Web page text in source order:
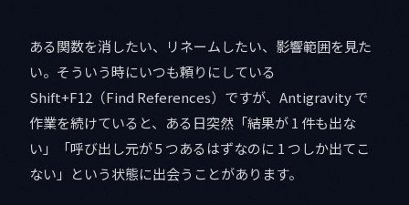
ある関数を消したい、リネームしたい、影響範囲を見た
い。そういう時にいつも頼りにしている
Shift+F12（Find References）ですが、Antigravity で
作業を続けていると、ある日突然「結果が 1 件も出な
い」「呼び出し元が 5 つあるはずなのに 1 つしか出てこ
ない」という状態に出会うことがあります。